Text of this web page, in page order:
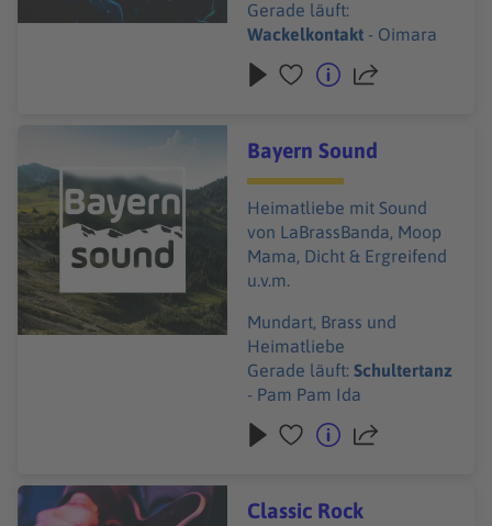
Gerade läuft:
Wackelkontakt - Oimara
Audiotitel - Bayern Sound
Bayern Sound
Heimatliebe mit Sound
von LaBrassBanda, Moop
Mama, Dicht & Ergreifend
u.v.m.
Mundart, Brass und
Heimatliebe
Gerade läuft: Schultertanz
- Pam Pam Ida
Audiotitel - Classic Rock
Classic Rock